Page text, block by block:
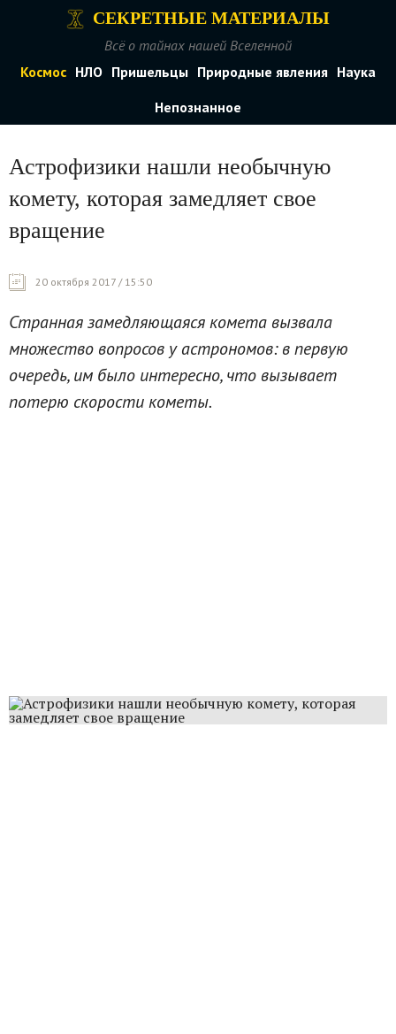
СЕКРЕТНЫЕ МАТЕРИАЛЫ
Всё о тайнах нашей Вселенной
Космос НЛО Пришельцы Природные явления Наука
Непознанное
Астрофизики нашли необычную
комету, которая замедляет свое
вращение
20 октября 2017 / 15:50
Странная замедляющаяся комета вызвала
множество вопросов у астрономов: в первую
очередь, им было интересно, что вызывает
потерю скорости кометы.